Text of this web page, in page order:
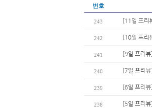
번호
243 [11일 프리
242 [10일 프리
241 [9일 프리
240 [7일 프리
239 [6일 프리
238 [5일 프리